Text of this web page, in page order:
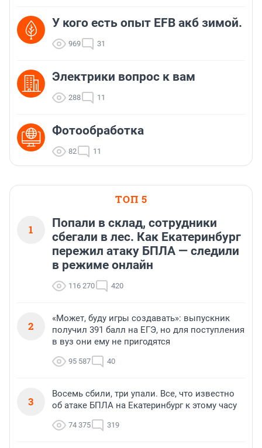
У кого есть опыт EFB акб зимой.
969 31
Электрики вопрос к вам
288 11
Фотообработка
82 11
ТОП 5
1
Попали в склад, сотрудники
сбегали в лес. Как Екатеринбург
пережил атаку БПЛА — следили
в режиме онлайн
116 270 420
2
«Может, буду игры создавать»: выпускник
получил 391 балл на ЕГЭ, но для поступления
в вуз они ему не пригодятся
95 587 40
3
Восемь сбили, три упали. Все, что известно
об атаке БПЛА на Екатеринбург к этому часу
74 375 319